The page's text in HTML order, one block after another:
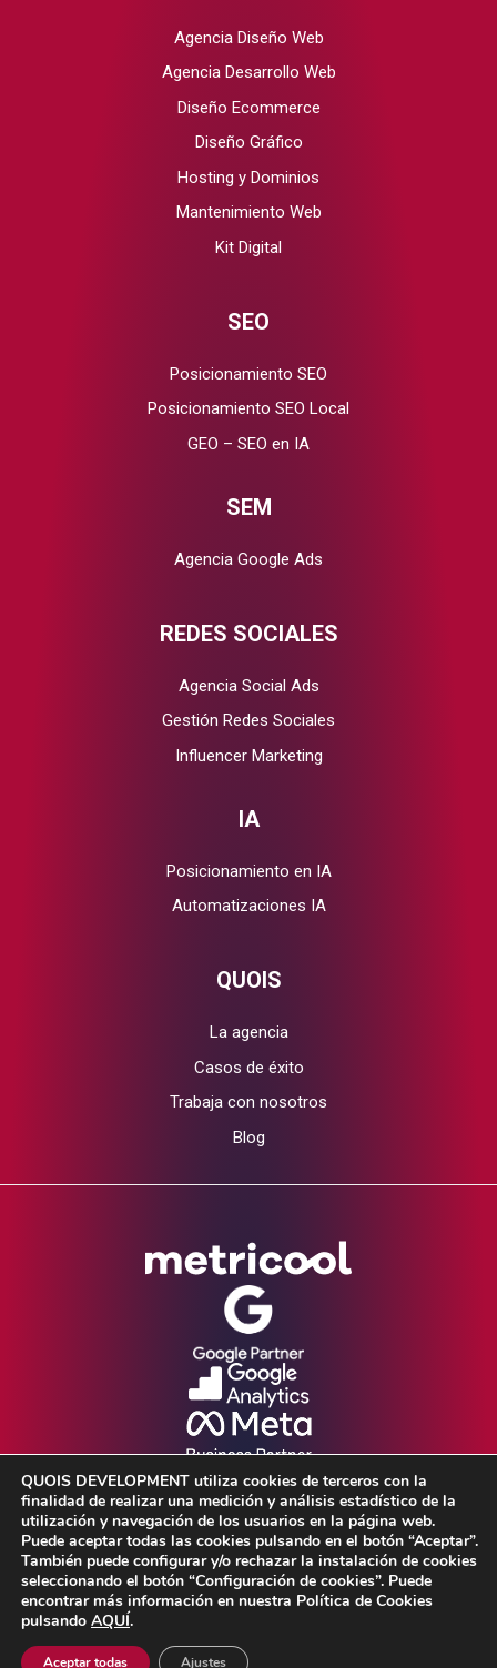
Agencia Diseño Web
Agencia Desarrollo Web
Diseño Ecommerce
Diseño Gráfico
Hosting y Dominios
Mantenimiento Web
Kit Digital
SEO
Posicionamiento SEO
Posicionamiento SEO Local
GEO – SEO en IA
SEM
Agencia Google Ads
REDES SOCIALES
Agencia Social Ads
Gestión Redes Sociales
Influencer Marketing
IA
Posicionamiento en IA
Automatizaciones IA
QUOIS
La agencia
Casos de éxito
Trabaja con nosotros
Blog
Aviso Legal •
Política de Privacidad •
QUOIS DEVELOPMENT utiliza cookies de terceros con la
finalidad de realizar una medición y análisis estadístico de la
utilización y navegación de los usuarios en la página web.
Puede aceptar todas las cookies pulsando en el botón “Aceptar”.
También puede configurar y/o rechazar la instalación de cookies
seleccionando el botón “Configuración de cookies”. Puede
encontrar más información en nuestra Política de Cookies
pulsando AQUÍ.
Aceptar todas Ajustes